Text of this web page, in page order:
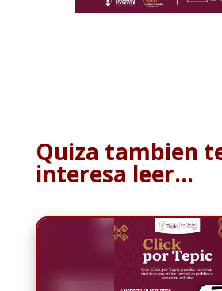
Quiza tambien
interesa leer…